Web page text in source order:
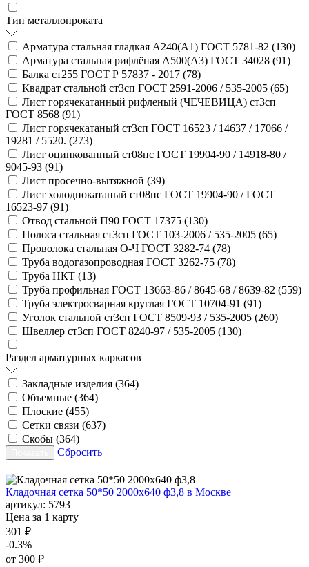
Тип металлопроката
Арматура стальная гладкая А240(А1) ГОСТ 5781-82 (130)
Арматура стальная рифлёная А500(А3) ГОСТ 34028 (91)
Балка ст255 ГОСТ Р 57837 - 2017 (78)
Квадрат стальной ст3сп ГОСТ 2591-2006 / 535-2005 (65)
Лист горячекатанный рифленый (ЧЕЧЕВИЦА) ст3сп
ГОСТ 8568 (91)
Лист горячекатаный ст3сп ГОСТ 16523 / 14637 / 17066 /
19281 / 5520. (273)
Лист оцинкованный ст08пс ГОСТ 19904-90 / 14918-80 /
9045-93 (91)
Лист просечно-вытяжной (39)
Лист холоднокатаный ст08пс ГОСТ 19904-90 / ГОСТ
16523-97 (91)
Отвод стальной П90 ГОСТ 17375 (130)
Полоса стальная ст3сп ГОСТ 103-2006 / 535-2005 (65)
Проволока стальная О-Ч ГОСТ 3282-74 (78)
Труба водогазопроводная ГОСТ 3262-75 (78)
Труба НКТ (13)
Труба профильная ГОСТ 13663-86 / 8645-68 / 8639-82 (559)
Труба электросварная круглая ГОСТ 10704-91 (91)
Уголок стальной ст3сп ГОСТ 8509-93 / 535-2005 (260)
Швеллер ст3сп ГОСТ 8240-97 / 535-2005 (130)
Раздел арматурных каркасов
Закладные изделия (364)
Объемные (364)
Плоские (455)
Сетки связи (637)
Скобы (364)
Сбросить
Кладочная сетка 50*50 2000х640 ф3,8 в Москве
артикул: 5793
Цена за 1 карту
301 ₽
-0.3%
от 300 ₽